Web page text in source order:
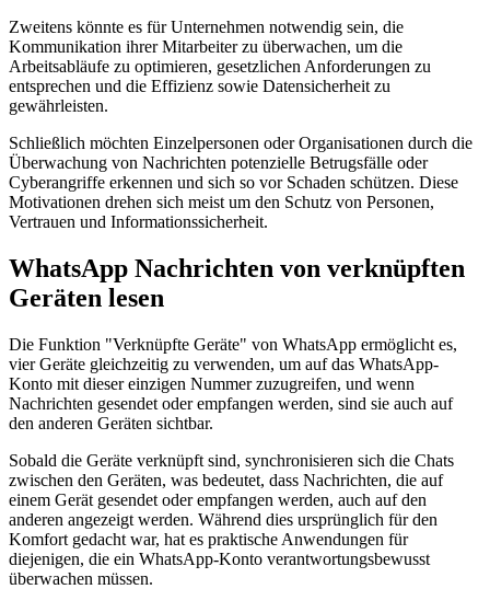
Zweitens könnte es für Unternehmen notwendig sein, die
Kommunikation ihrer Mitarbeiter zu überwachen, um die
Arbeitsabläufe zu optimieren, gesetzlichen Anforderungen zu
entsprechen und die Effizienz sowie Datensicherheit zu
gewährleisten.
Schließlich möchten Einzelpersonen oder Organisationen durch die
Überwachung von Nachrichten potenzielle Betrugsfälle oder
Cyberangriffe erkennen und sich so vor Schaden schützen. Diese
Motivationen drehen sich meist um den Schutz von Personen,
Vertrauen und Informationssicherheit.
WhatsApp Nachrichten von verknüpften
Geräten lesen
Die Funktion "Verknüpfte Geräte" von WhatsApp ermöglicht es,
vier Geräte gleichzeitig zu verwenden, um auf das WhatsApp-
Konto mit dieser einzigen Nummer zuzugreifen, und wenn
Nachrichten gesendet oder empfangen werden, sind sie auch auf
den anderen Geräten sichtbar.
Sobald die Geräte verknüpft sind, synchronisieren sich die Chats
zwischen den Geräten, was bedeutet, dass Nachrichten, die auf
einem Gerät gesendet oder empfangen werden, auch auf den
anderen angezeigt werden. Während dies ursprünglich für den
Komfort gedacht war, hat es praktische Anwendungen für
diejenigen, die ein WhatsApp-Konto verantwortungsbewusst
überwachen müssen.